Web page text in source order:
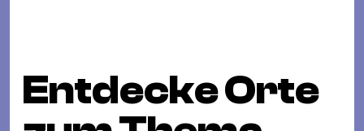
Entdecke Orte